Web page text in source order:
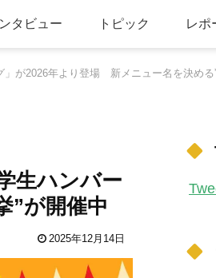
タビュー トピック レポ
が2026年より登場 新メニュー名を決める
生ハンバー
”が開催中
2025年12月14日